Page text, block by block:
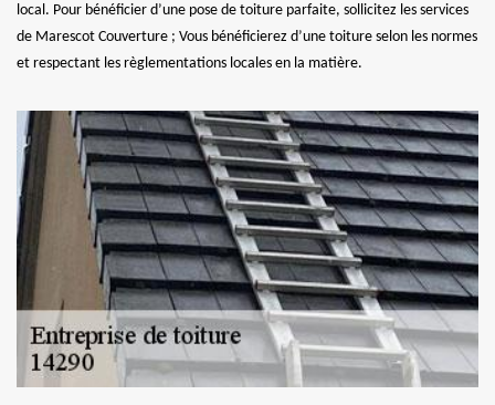
local. Pour bénéficier d’une pose de toiture parfaite, sollicitez les services
de Marescot Couverture ; Vous bénéficierez d’une toiture selon les normes
et respectant les règlementations locales en la matière.